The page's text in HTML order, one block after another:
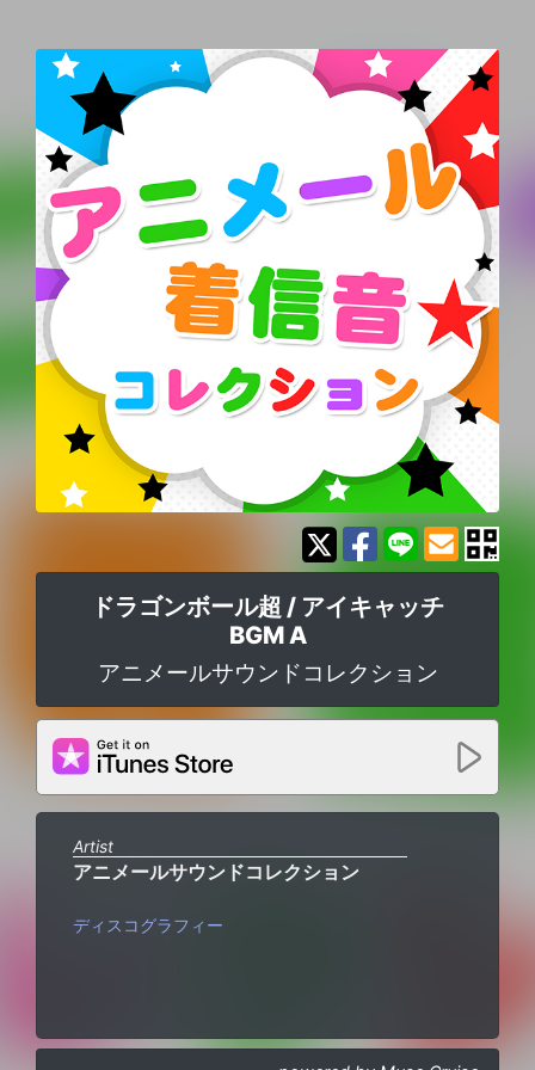
ドラゴンボール超 / アイキャッチ
BGM A
アニメールサウンドコレクション
Artist
アニメールサウンドコレクション
ディスコグラフィー